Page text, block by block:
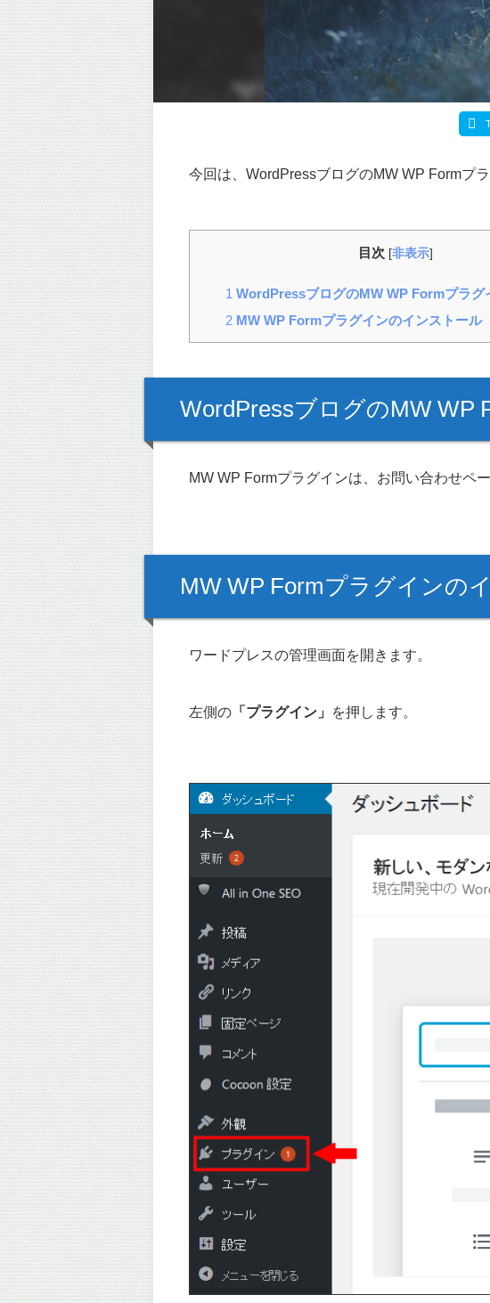
今回は、WordPressブログのMW WP Formプ
目次 [非表示]
1 WordPressブログのMW WP Formプラグ
2 MW WP Formプラグインのインストー
WordPressブログのMW WP
MW WP Formプラグインは、お問い合わせペ
MW WP Formプラグインの
ワードプレスの管理画面を開きます。
左側の 「プラグイン」 を押します。